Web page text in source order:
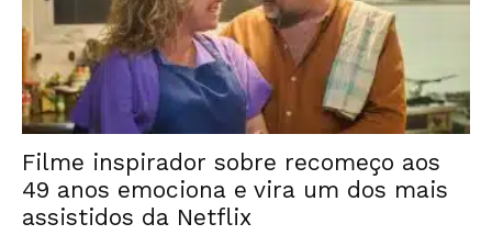
Filme inspirador sobre recomeço aos
49 anos emociona e vira um dos mais
assistidos da Netflix